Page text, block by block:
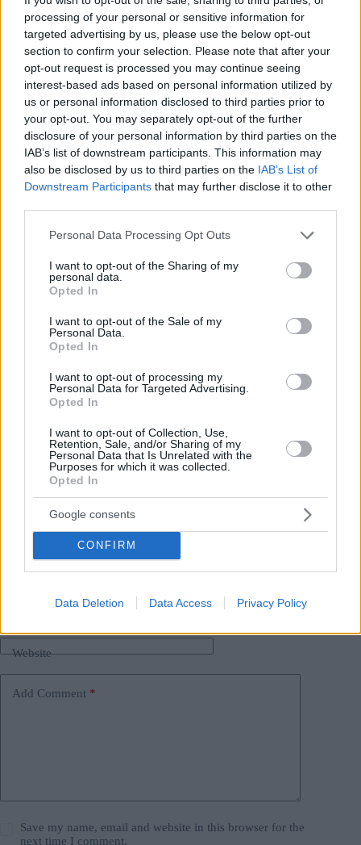
processing of your personal or sensitive information for
targeted advertising by us, please use the below opt-out
section to confirm your selection. Please note that after your
opt-out request is processed you may continue seeing
interest-based ads based on personal information utilized by
us or personal information disclosed to third parties prior to
your opt-out. You may separately opt-out of the further
disclosure of your personal information by third parties on the
IAB’s list of downstream participants. This information may
also be disclosed by us to third parties on the IAB’s List of
Downstream Participants that may further disclose it to other
Please note that this website/app uses one or more Google
not limited to your visit or usage behaviour. You may click to
grant or deny consent to Google and its third-party tags to
use your data for below specified purposes in below Google
consent section.
Personal Data Processing Opt Outs
I want to opt-out of the Sharing of my
personal data.
Opted In
I want to opt-out of the Sale of my
Personal Data.
Opted In
I want to opt-out of processing my
Personal Data for Targeted Advertising.
Opted In
I want to opt-out of Collection, Use,
Retention, Sale, and/or Sharing of my
Personal Data that Is Unrelated with the
Purposes for which it was collected.
Opted In
Google consents
CONFIRM
Data Deletion Data Access Privacy Policy
Prezzi dell’energia alle stelle
Come generalmente accade per i prodotti alimentari, la
produzione di patate consuma molta energia e consuma molti
pesticidi e fertilizzanti. L’Ungheria importa i semi dall’estero,
ovviamente al prezzo di euro. Poi c’è l’irrigazione, la raccolta,
la cernita e la pulizia. Il 90% della patata ungherese viene
consegnata ai negozi lavata con le macchine, se parliamo di
quantità industriali. Inoltre, i prodotti devono essere imballati,
trasportati e immagazzinati in condizioni speciali.
L’impennata dei prezzi dell’energia e il crollo del tasso di
cambio del fiorino hanno fatto aumentare significativamente
Nonostante il fatto che il debole fiorino e gli alti prezzi del
interna, i supermercati stanno cercando di ridurre il deficit
importando nel modo più economico possibile Secondo
Kulich, il tetto massimo lascia ai supermercati due opzioni: o
opzione raramente si svolge, ciò lascia importazioni estere di
qualità inferiore, ma potrebbe finire per essere una carenza di
Leggi anche:Ecco la ricetta della tradizionale
pasticceria natalizia ungherese: bejgli
crisi energetica in ungheria #economia
economia ungherese
ungheria
Leave a Reply
Your email address will not be published.
Website
Add Comment *
Save my name, email and website in this browser for the
next time I comment.